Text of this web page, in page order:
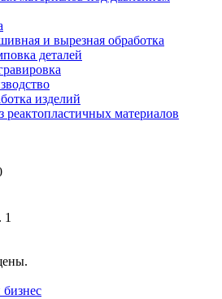
и вырезная обработка
деталей
изделий
реактопластичных материалов
1